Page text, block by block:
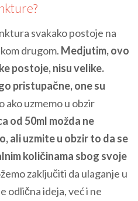
svakako postoje na
drugom. Medjutim, ovo
postoje, nisu velike.
pristupačne, one su
ako uzmemo u obzir
od 50ml možda ne
ali uzmite u obzir to da se
količinama sbog svoje
zaključiti da ulaganje u
odlična ideja, već i ne